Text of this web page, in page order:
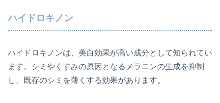
ハイドロキノン
ハイドロキノンは、美白効果が高い成分として知られてい
ます。シミやくすみの原因となるメラニンの生成を抑制
し、既存のシミを薄くする効果があります。